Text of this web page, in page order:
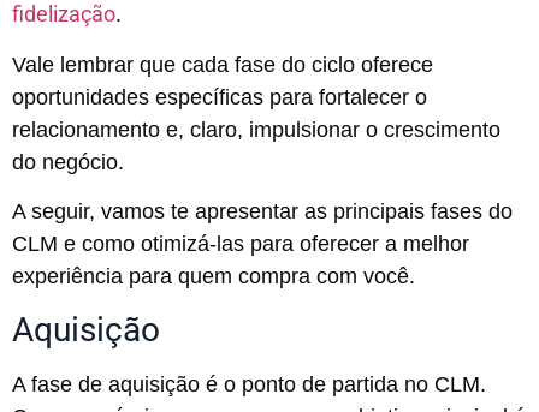
fidelização.
Vale lembrar que cada fase do ciclo oferece
oportunidades específicas para fortalecer o
relacionamento e, claro, impulsionar o crescimento
do negócio.
A seguir, vamos te apresentar as principais fases do
CLM e como otimizá-las para oferecer a melhor
experiência para quem compra com você.
Aquisição
A fase de aquisição é o ponto de partida no CLM.